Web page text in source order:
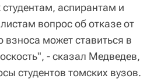
аспирантам и
вопрос об отказе от
взноса может ставиться в
- сказал Медведев,
студентов томских вузов.